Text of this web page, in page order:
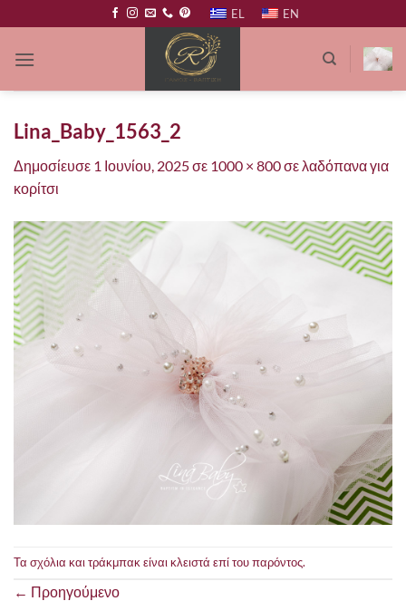
στο
περιεχόμενο
EL EN
Lina_Baby_1563_2
Δημοσίευσε 1 Ιουνίου, 2025σε 1000 × 800σελαδόπανα για
κορίτσι
Τα σχόλια και τράκμπακ είναι κλειστά επί του παρόντος.
← Προηγούμενο